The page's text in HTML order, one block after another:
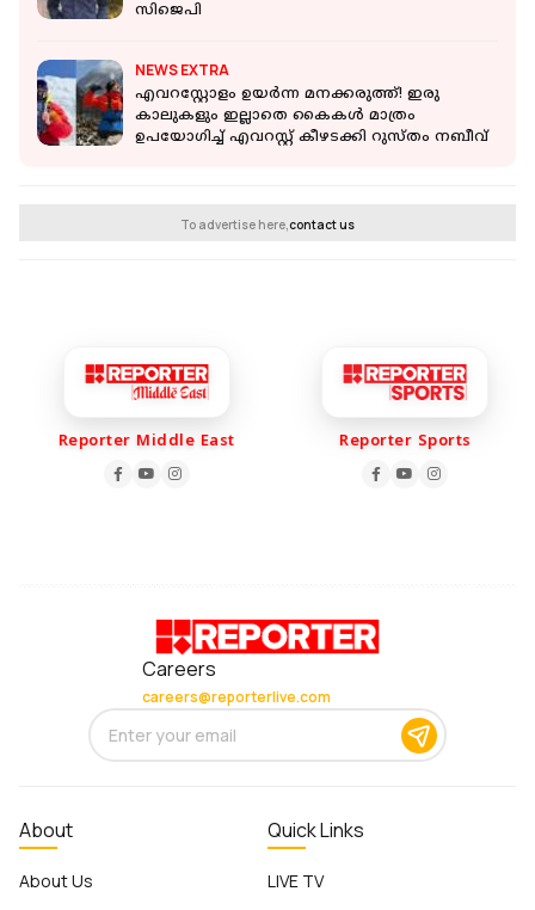
സിജെപി
NEWS EXTRA
എവറസ്റ്റോളം ഉയർന്ന മനക്കരുത്ത്! ഇരു
കാലുകളും ഇല്ലാതെ കൈകൾ മാത്രം
ഉപയോഗിച്ച് എവറസ്റ്റ് കീഴടക്കി റുസ്തം നബീവ്
To advertise here, contact us
Reporter Middle East Reporter Sports
Careers
careers@reporterlive.com
About
About Us
Quick Links
LIVE TV